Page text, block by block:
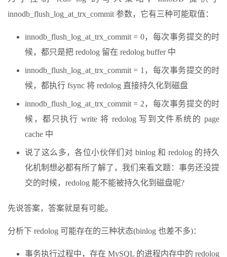
innodb_flush_log_at_trx_commit 参数，它有三种可能取值：
innodb_flush_log_at_trx_commit = 0，每次事务提交的时
候，都只是把 redolog 留在 redolog buffer 中
innodb_flush_log_at_trx_commit = 1，每次事务提交的时
候，都执行 fsync 将 redolog 直接持久化到磁盘
innodb_flush_log_at_trx_commit = 2，每次事务提交的时
候，都只执行 write 将 redolog 写到文件系统的 page
cache 中
说了这么多，各位小伙伴们对 binlog 和 redolog 的持久
化机制想必都有所了解了，我们来看文题：事务还没提
交的时候，redolog 能不能被持久化到磁盘呢?
先说答案，答案就是有可能。
分析下 redolog 可能存在的三种状态(binlog 也差不多)：
事务执行过程中，存在 MySQL 的进程内存中的 redolog